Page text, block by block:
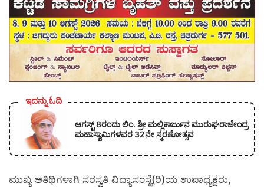
ಇದನ್ನು ಓದಿ
ಆಗಸ್ಟ್ 8ರಂದು ಲಿಂ. ಶ್ರೀ ಮಲ್ಲಿಕಾರ್ಜುನ ಮುರುಘರಾಜೇಂದ್ರ
ಮಹಾಸ್ವಾಮಿಗಳವರ 32ನೇ ಸ್ಮರಣೋತ್ಸವ
ಮುಖ್ಯ ಅತಿಥಿಗಳಾಗಿ ಸರಸ್ವತಿ ವಿದ್ಯಾಸಂಸ್ಥೆ(ರಿ)ಯ ಉಪಾಧ್ಯಕ್ಷರು,